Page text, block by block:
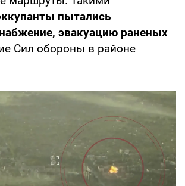
пытались
эвакуацию раненых
Сил обороны в районе